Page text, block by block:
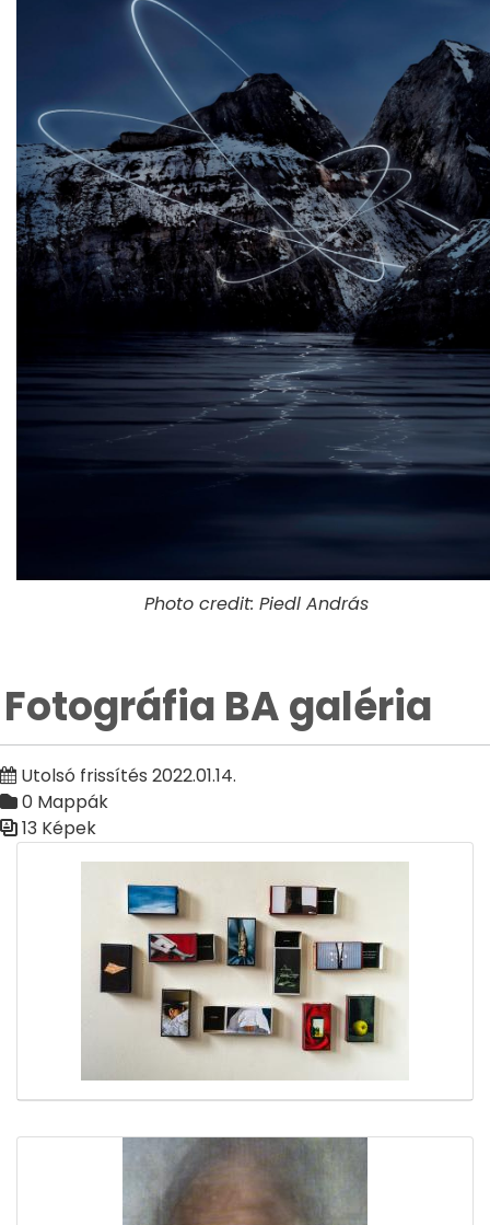
Photo credit: Piedl András
Fotográfia BA galéria
Utolsó frissítés 2022.01.14.
0 Mappák
13 Képek